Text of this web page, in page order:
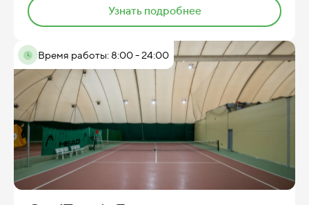
Узнать подробнее
Время работы: 8:00 - 24:00